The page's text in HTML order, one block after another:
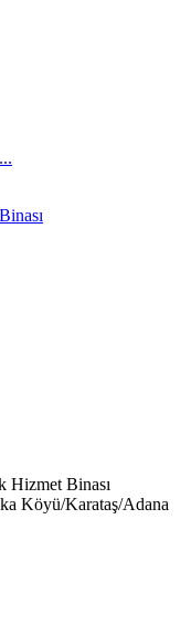
Binası
Köyü/Karataş/Adana